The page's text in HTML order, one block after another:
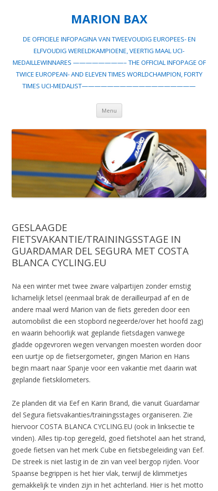
MARION BAX
DE OFFICIELE INFOPAGINA VAN TWEEVOUDIG EUROPEES- EN
ELFVOUDIG WERELDKAMPIOENE, VEERTIG MAAL UCI-
MEDAILLEWINNARES ————————– THE OFFICIAL INFOPAGE OF
TWICE EUROPEAN- AND ELEVEN TIMES WORLDCHAMPION, FORTY
TIMES UCI-MEDALIST——————————————————
Menu Spring
inhoud
GESLAAGDE
FIETSVAKANTIE/TRAININGSSTAGE IN
GUARDAMAR DEL SEGURA MET COSTA
BLANCA CYCLING.EU
Na een winter met twee zware valpartijen zonder ernstig
lichamelijk letsel (eenmaal brak de derailleurpad af en de
andere maal werd Marion van de fiets gereden door een
automobilist die een stopbord negeerde/over het hoofd zag)
en waarin behoorlijk wat geplande fietsdagen vanwege
gladde opgevroren wegen vervangen moesten worden door
een uurtje op de fietsergometer, gingen Marion en Hans
begin maart naar Spanje voor een vakantie met daarin wat
geplande fietskilometers.
Ze planden dit via Eef en Karin Brand, die vanuit Guardamar
del Segura fietsvakanties/trainingsstages organiseren. Zie
hiervoor COSTA BLANCA CYCLING.EU (ook in linksectie te
vinden). Alles tip-top geregeld, goed fietshotel aan het strand,
goede fietsen van het merk Cube en fietsbegeleiding van Eef.
De streek is niet lastig in de zin van veel bergop rijden. Voor
Spaanse begrippen is het hier vlak, terwijl de klimmetjes
gemakkelijk te vinden zijn in het achterland. Hier is het motto